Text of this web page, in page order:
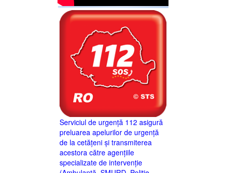
Serviciul de urgență 112 asigură
preluarea apelurilor de urgență
de la cetățeni și transmiterea
acestora către agențiile
specializate de intervenție